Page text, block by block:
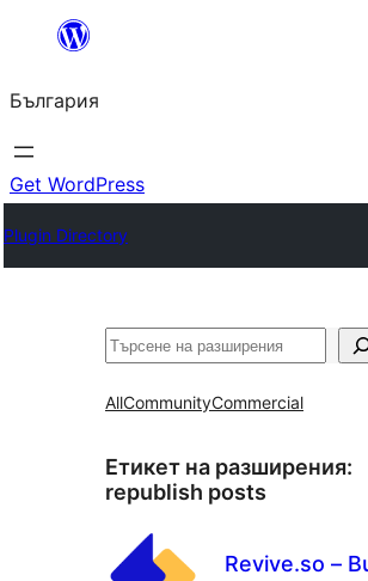
България
Get WordPress
Plugin Directory
Търсене
AllCommunityCommercial
Етикет на разширения:
republish posts
Revive.so –